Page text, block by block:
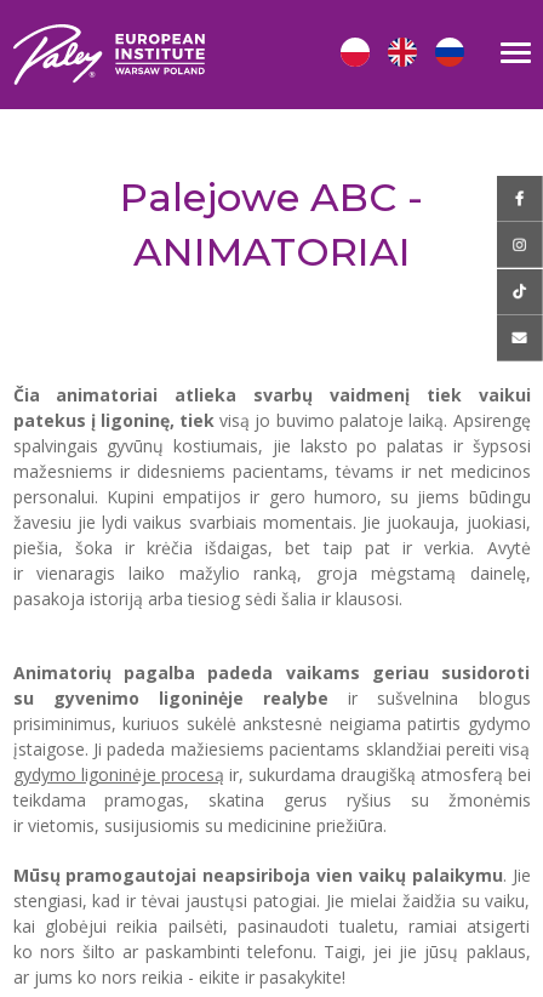
Palejowe ABC -
ANIMATORIAI
Čia animatoriai atlieka svarbų vaidmenį tiek vaikui
patekus į ligoninę, tiekvisą jo buvimo palatoje laiką. Apsirengę
spalvingais gyvūnų kostiumais, jie laksto po palatas ir šypsosi
mažesniems ir didesniems pacientams, tėvams ir net medicinos
personalui. Kupini empatijos ir gero humoro, su jiems būdingu
žavesiu jie lydi vaikus svarbiais momentais. Jie juokauja, juokiasi,
piešia, šoka ir krėčia išdaigas, bet taip pat ir verkia. Avytė
ir vienaragis laiko mažylio ranką, groja mėgstamą dainelę,
pasakoja istoriją arba tiesiog sėdi šalia ir klausosi.
Animatorių pagalba padeda vaikams geriau susidoroti
su gyvenimo ligoninėje realybe ir sušvelnina blogus
prisiminimus, kuriuos sukėlė ankstesnė neigiama patirtis gydymo
įstaigose. Ji padeda mažiesiems pacientams sklandžiai pereiti visą
gydymo ligoninėje procesą ir, sukurdama draugišką atmosferą bei
teikdama pramogas, skatina gerus ryšius su žmonėmis
ir vietomis, susijusiomis su medicinine priežiūra.
Mūsų pramogautojai neapsiriboja vien vaikų palaikymu. Jie
stengiasi, kad ir tėvai jaustųsi patogiai. Jie mielai žaidžia su vaiku,
kai globėjui reikia pailsėti, pasinaudoti tualetu, ramiai atsigerti
ko nors šilto ar paskambinti telefonu. Taigi, jei jie jūsų paklaus,
ar jums ko nors reikia - eikite ir pasakykite!